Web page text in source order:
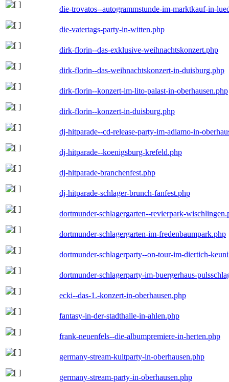
die-trovatos--autogrammstunde-im-marktkauf-in-
die-vatertags-party-in-witten.php
dirk-florin--das-exklusive-weihnachtskonzert.php
dirk-florin--das-weihnachtskonzert-in-duisburg.php
dirk-florin--konzert-im-lito-palast-in-oberhausen.php
dirk-florin--konzert-in-duisburg.php
dj-hitparade--cd-release-party-im-adiamo-in-
dj-hitparade--koenigsburg-krefeld.php
dj-hitparade-branchenfest.php
dj-hitparade-schlager-brunch-fanfest.php
dortmunder-schlagergarten--revierpark-
dortmunder-schlagergarten-im-fredenbaumpark.php
dortmunder-schlagerparty--on-tour-im-diertich-
dortmunder-schlagerparty-im-buergerhaus-
ecki--das-1.-konzert-in-oberhausen.php
fantasy-in-der-stadthalle-in-ahlen.php
frank-neuenfels--die-albumpremiere-in-herten.php
germany-stream-kultparty-in-oberhausen.php
germany-stream-party-in-oberhausen.php